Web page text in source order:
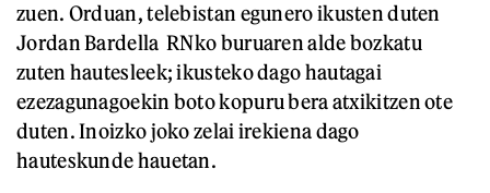
zuen. Orduan, telebistan egunero ikusten duten
Jordan Bardella RNko buruaren alde bozkatu
zuten hautesleek; ikusteko dago hautagai
ezezagunagoekin boto kopuru bera atxikitzen ote
duten. Inoizko joko zelai irekiena dago
hauteskunde hauetan.